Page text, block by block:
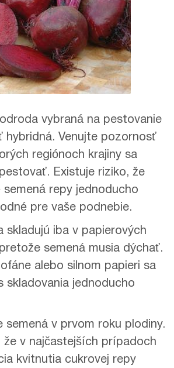
vybraná na pestovanie
hybridná. Venujte pozornosť
regiónoch krajiny sa
Existuje riziko, že
semená repy jednoducho
pre vaše podnebie.
skladujú iba v papierových
semená musia dýchať.
alebo silnom papieri sa
skladovania jednoducho
semená v prvom roku plodiny.
že v najčastejších prípadoch
kvitnutia cukrovej repy